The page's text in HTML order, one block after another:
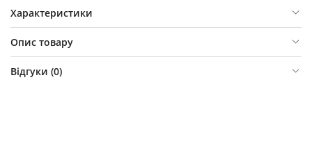
Характеристики
Опис товару
Відгуки (0)